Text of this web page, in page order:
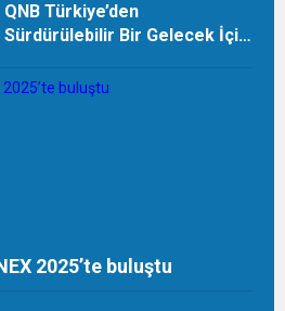
QNB Türkiye’den
Sürdürülebilir Bir Gelecek İçin
2025’te buluştu